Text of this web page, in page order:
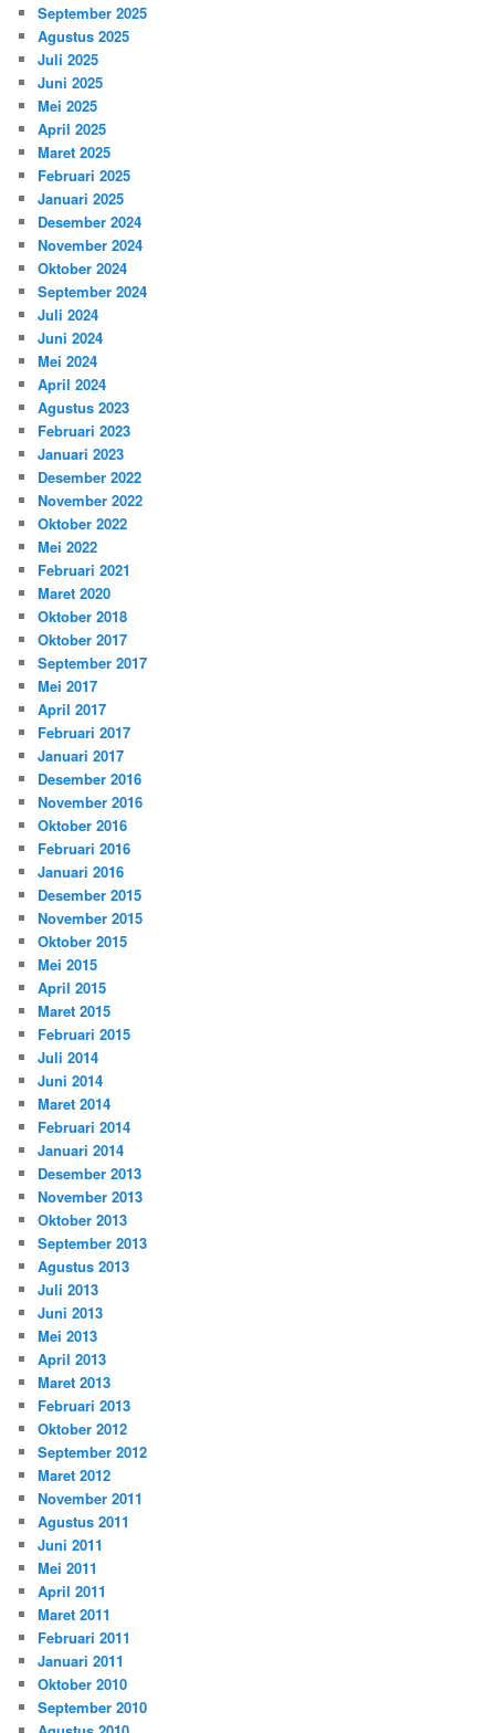
September 2025
Agustus 2025
Juli 2025
Juni 2025
Mei 2025
April 2025
Maret 2025
Februari 2025
Januari 2025
Desember 2024
November 2024
Oktober 2024
September 2024
Juli 2024
Juni 2024
Mei 2024
April 2024
Agustus 2023
Februari 2023
Januari 2023
Desember 2022
November 2022
Oktober 2022
Mei 2022
Februari 2021
Maret 2020
Oktober 2018
Oktober 2017
September 2017
Mei 2017
April 2017
Februari 2017
Januari 2017
Desember 2016
November 2016
Oktober 2016
Februari 2016
Januari 2016
Desember 2015
November 2015
Oktober 2015
Mei 2015
April 2015
Maret 2015
Februari 2015
Juli 2014
Juni 2014
Maret 2014
Februari 2014
Januari 2014
Desember 2013
November 2013
Oktober 2013
September 2013
Agustus 2013
Juli 2013
Juni 2013
Mei 2013
April 2013
Maret 2013
Februari 2013
Oktober 2012
September 2012
Maret 2012
November 2011
Agustus 2011
Juni 2011
Mei 2011
April 2011
Maret 2011
Februari 2011
Januari 2011
Oktober 2010
September 2010